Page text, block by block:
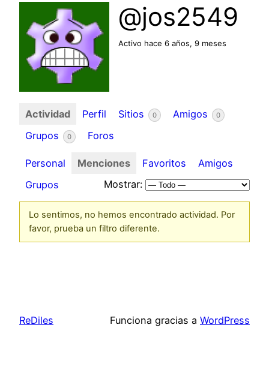
@jos2549
Activo hace 6 años, 9 meses
Actividad Perfil Sitios 0 Amigos 0
Grupos 0 Foros
Personal Menciones Favoritos
Amigos
Grupos
Mostrar:
Lo sentimos, no hemos encontrado actividad. Por
favor, prueba un filtro diferente.
ReDiles Funciona gracias a WordPress